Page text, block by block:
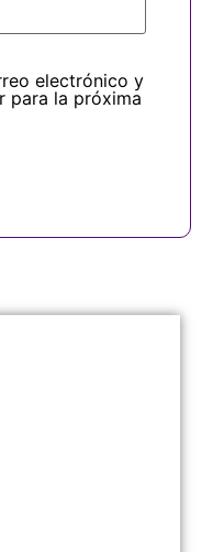
electrónico y
para la próxima